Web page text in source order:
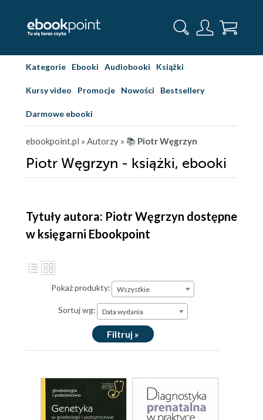
Kategorie Ebooki Audiobooki Książki
Kursy video Promocje Nowości Bestsellery
Darmowe ebooki
ebookpoint.pl » Autorzy » 📚 Piotr Węgrzyn
Piotr Węgrzyn - książki, ebooki
Tytuły autora: Piotr Węgrzyn dostępne
w księgarni Ebookpoint
Pokaż produkty: Wszystkie
Sortuj wg: Data wydania
Filtruj »